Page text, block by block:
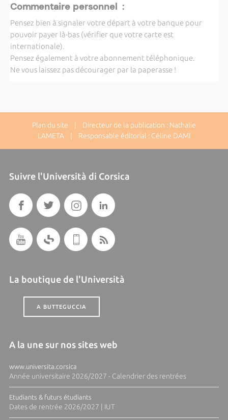
Commentaire personnel :
Pensez bien à signaler votre départ à votre banque pour
pouvoir payer là-bas (vérifier que votre carte est
internationale).
Pensez également à votre abonnement téléphonique.
Ne vous laissez pas décourager par la paperasse !
Plan du site | Directeur de la publication : Nathalie
LAMETA | Responsable éditorial : Céline DAMI
Suivre l'Università di Corsica
La boutique de l'Università
A BUTTEGUCCIA
A la une sur nos sites web
www.universita.corsica
Année universitaire 2026/2027 - Calendrier des rentrées
Etudiants & futurs étudiants
Dates de rentrée 2026/2027 | IUT